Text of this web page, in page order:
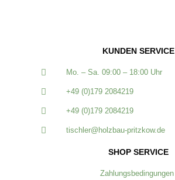
KUNDEN SERVICE
Mo. – Sa. 09:00 – 18:00 Uhr
+49 (0)179 2084219
+49 (0)179 2084219
tischler@holzbau-pritzkow.de
SHOP SERVICE
Zahlungsbedingungen